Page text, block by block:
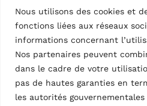
Nous utilisons des cookies et
fonctions liées aux réseaux
informations concernant
Nos partenaires peuvent
dans le cadre de votre
pas de hautes garanties en
les autorités
Vehicle Service Group Italy